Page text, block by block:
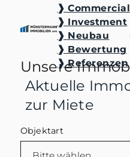
❱ Commercial
❱ Investment
❱ Neubau
❱ Bewertung
❱ Referenzen
Unsere
Aktuelle
zur Miete
Objektart